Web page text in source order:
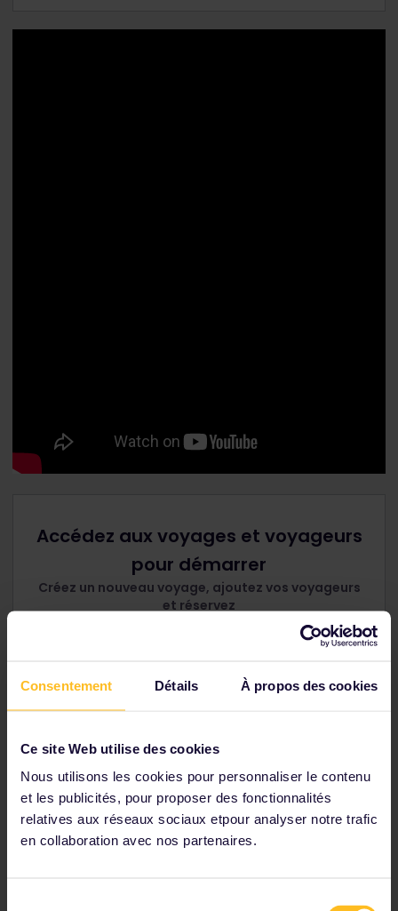
Consentement Détails À propos des cookies
Ce site Web utilise des cookies
Nous utilisons les cookies pour personnaliser le contenu
et les publicités, pour proposer des fonctionnalités
relatives aux réseaux sociaux etpour analyser notre trafic
en collaboration avec nos partenaires.
Accédez aux voyages et voyageurs
pour démarrer
Créez un nouveau voyage, ajoutez vos voyageurs
et réservez
Besoin d'aide pour gérer vos
voyages et voyageurs ?